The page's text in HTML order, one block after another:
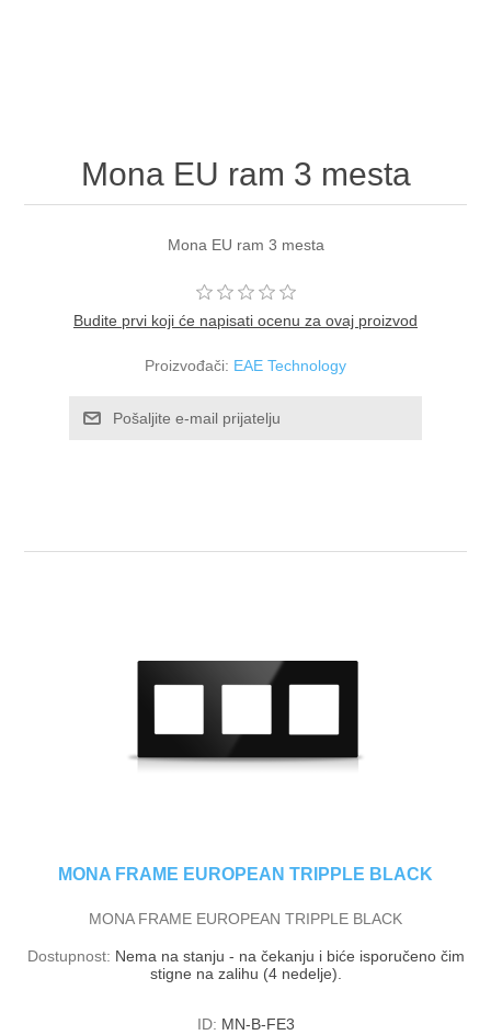
Mona EU ram 3 mesta
Mona EU ram 3 mesta
Budite prvi koji će napisati ocenu za ovaj proizvod
Proizvođači: EAE Technology
MONA FRAME EUROPEAN TRIPPLE BLACK
MONA FRAME EUROPEAN TRIPPLE BLACK
Dostupnost: Nema na stanju - na čekanju i biće isporučeno čim
stigne na zalihu (4 nedelje).
ID: MN-B-FE3